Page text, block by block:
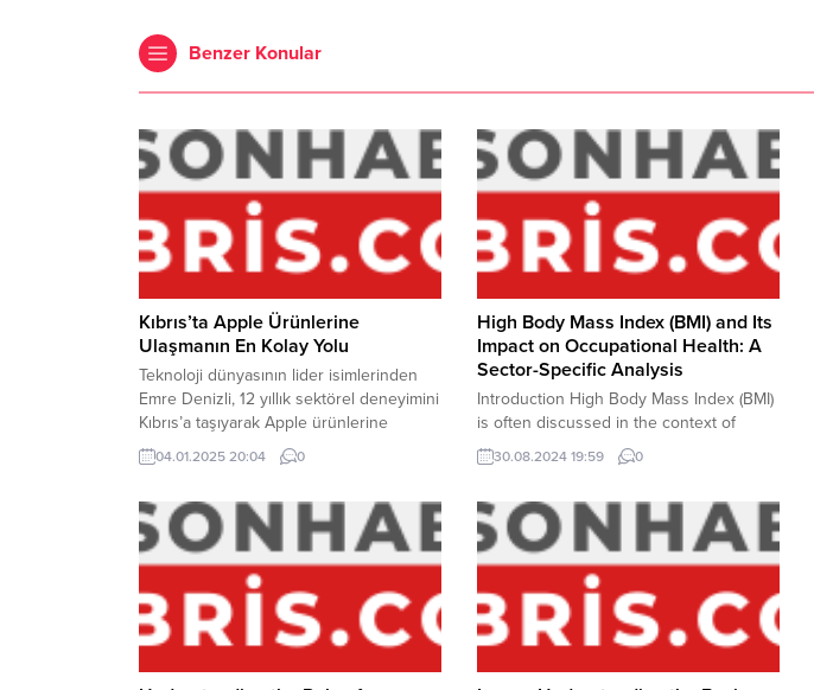
Benzer Konular
Kıbrıs’ta Apple Ürünlerine
Ulaşmanın En Kolay Yolu
Teknoloji dünyasının lider isimlerinden
Emre Denizli, 12 yıllık sektörel deneyimini
Kıbrıs’a taşıyarak Apple ürünlerine
ulaşmayı herkes için daha kolay hale
getiriyor. Düşük peşinat ve uzun vadeli
cihazlara şimdi ulaşabilirsiniz. Düşük
Peşinat ve Uzun Vadeli Taksit İmkânı
Kampanya kapsamında, yalnızca 5000 TL
peşinat ve 18 ay taksitle iPhone, AirPods,
Apple Watch...
04.01.2025 20:04 0
High Body Mass Index (BMI) and Its
Impact on Occupational Health: A
Sector-Specific Analysis
Introduction High Body Mass Index (BMI)
is often discussed in the context of
general health, but it also has significant
implications in various occupational
physical activity or require specific
physical conditions, a high BMI can
impact job performance, safety, and
overall health. This article will...
30.08.2024 19:59 0